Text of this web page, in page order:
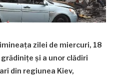
zilei de miercuri, 18
și a unor clădiri
din regiunea Kiev,